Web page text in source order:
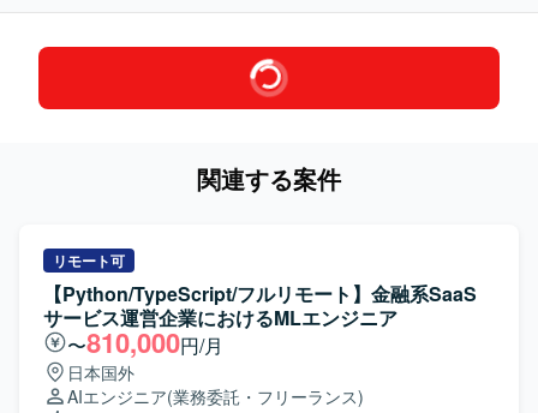
関連する案件
リモート可
【Python/TypeScript/フルリモート】金融系SaaS
サービス運営企業におけるMLエンジニア
〜810,000円/月
日本国外
AIエンジニア(業務委託・フリーランス)